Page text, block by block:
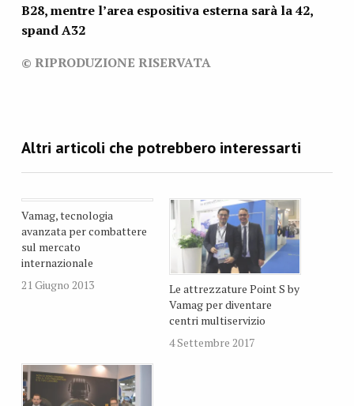
B28, mentre l’area espositiva esterna sarà la 42,
spand A32
© RIPRODUZIONE RISERVATA
Vamag, tecnologia
avanzata per combattere
sul mercato
internazionale
21 Giugno 2013
Le attrezzature Point S by
Vamag per diventare
centri multiservizio
4 Settembre 2017